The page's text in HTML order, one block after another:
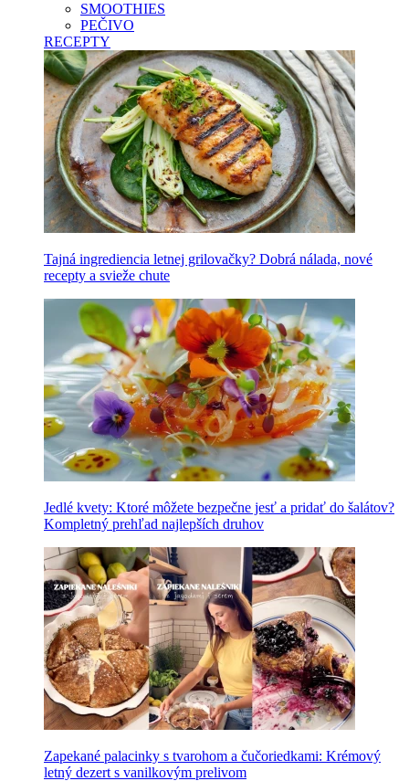
SMOOTHIES
PEČIVO
RECEPTY
Tajná ingrediencia letnej grilovačky? Dobrá nálada, nové
recepty a svieže chute
Jedlé kvety: Ktoré môžete bezpečne jesť a pridať do šalátov?
Kompletný prehľad najlepších druhov
Zapekané palacinky s tvarohom a čučoriedkami: Krémový
letný dezert s vanilkovým prelivom